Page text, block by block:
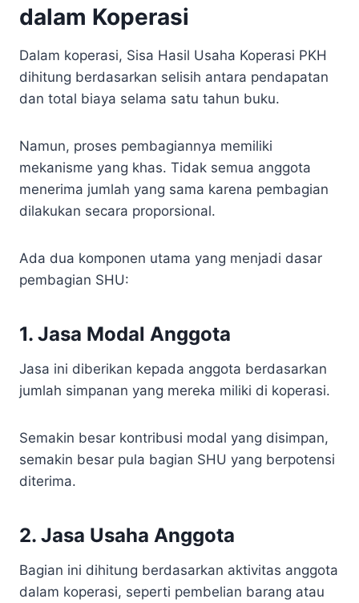
dalam Koperasi
Dalam koperasi, Sisa Hasil Usaha Koperasi PKH
dihitung berdasarkan selisih antara pendapatan
dan total biaya selama satu tahun buku.
Namun, proses pembagiannya memiliki
mekanisme yang khas. Tidak semua anggota
menerima jumlah yang sama karena pembagian
dilakukan secara proporsional.
Ada dua komponen utama yang menjadi dasar
pembagian SHU:
1. Jasa Modal Anggota
Jasa ini diberikan kepada anggota berdasarkan
jumlah simpanan yang mereka miliki di koperasi.
Semakin besar kontribusi modal yang disimpan,
semakin besar pula bagian SHU yang berpotensi
diterima.
2. Jasa Usaha Anggota
Bagian ini dihitung berdasarkan aktivitas anggota
dalam koperasi, seperti pembelian barang atau